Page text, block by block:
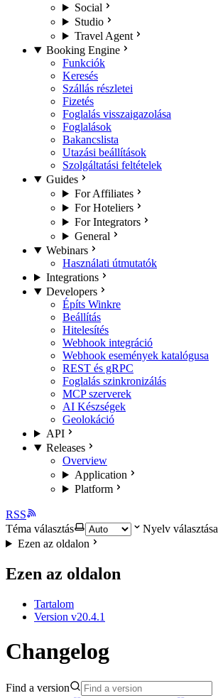
Social
Studio
Travel Agent
Booking Engine
Funkciók
Keresés
Szállás részletei
Fizetés
Foglalás visszaigazolása
Foglalások
Bakancslista
Utazási beállítások
Szolgáltatási feltételek
Guides
For Affiliates
For Hoteliers
For Integrators
General
Webinars
Használati útmutatók
Integrations
Developers
Építs Winkre
Beállítás
Hitelesítés
Webhook integráció
Webhook események katalógusa
REST és gRPC
Foglalás szinkronizálás
MCP szerverek
AI Készségek
Geolokáció
API
Releases
Overview
Application
Platform
RSS
Téma választás
Nyelv választása
Ezen az oldalon
Ezen az oldalon
Tartalom
Version v20.4.1
Changelog
Find a version